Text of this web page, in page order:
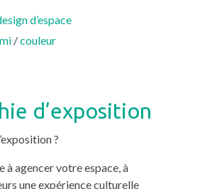
d’espace
/couleur
d’exposition
?
à agencer votre espace, à
une expérience culturelle